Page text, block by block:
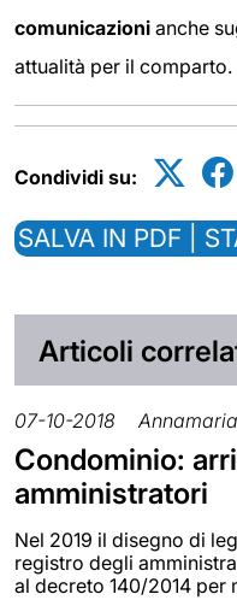
comunicazioni anche
attualità per il comparto.
Condividi su:
SALVA IN PDF |
Articoli
07-10-2018
Condominio:
amministratori
Nel 2019 il disegno di
registro degli
al decreto 140/2014